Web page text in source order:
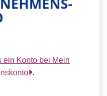
ein Konto bei Mein
.